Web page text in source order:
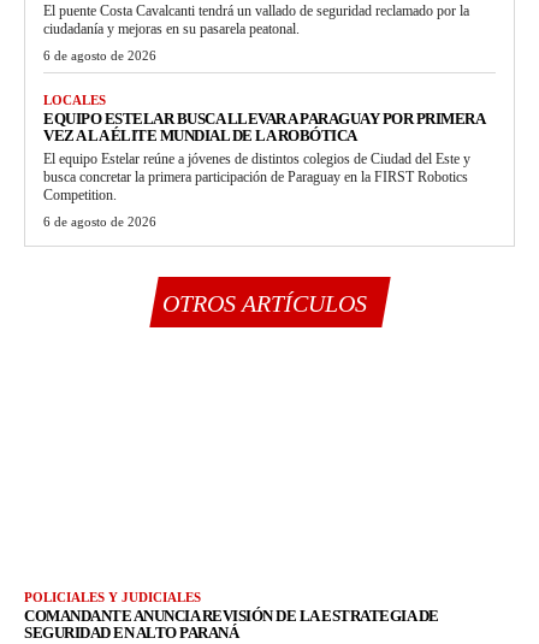
El puente Costa Cavalcanti tendrá un vallado de seguridad reclamado por la
ciudadanía y mejoras en su pasarela peatonal.
6 de agosto de 2026
LOCALES
EQUIPO ESTELAR BUSCA LLEVAR A PARAGUAY POR PRIMERA
VEZ A LA ÉLITE MUNDIAL DE LA ROBÓTICA
El equipo Estelar reúne a jóvenes de distintos colegios de Ciudad del Este y
busca concretar la primera participación de Paraguay en la FIRST Robotics
Competition.
6 de agosto de 2026
OTROS ARTÍCULOS
POLICIALES Y JUDICIALES
COMANDANTE ANUNCIA REVISIÓN DE LA ESTRATEGIA DE
SEGURIDAD EN ALTO PARANÁ